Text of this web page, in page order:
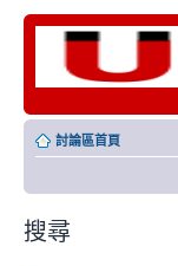
討論區首頁
搜尋